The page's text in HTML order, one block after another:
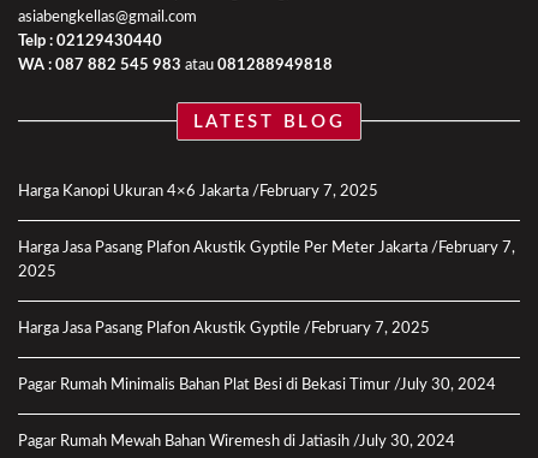
asiabengkellas@gmail.com
Telp : 02129430440
WA : 087 882 545 983 atau 081288949818
LATEST BLOG
Harga Kanopi Ukuran 4×6 Jakarta February 7, 2025
Harga Jasa Pasang Plafon Akustik Gyptile Per Meter Jakarta
February 7,
2025
Harga Jasa Pasang Plafon Akustik Gyptile February 7, 2025
Pagar Rumah Minimalis Bahan Plat Besi di Bekasi Timur July 30, 2024
Pagar Rumah Mewah Bahan Wiremesh di Jatiasih July 30, 2024